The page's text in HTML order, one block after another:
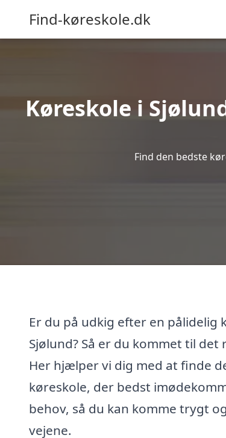
Find-køreskole.dk
Køreskole i
Find den bedste
Er du på udkig efter en pålidelig
Sjølund? Så er du kommet til det
Her hjælper vi dig med at finde
køreskole, der bedst
behov, så du kan komme trygt
vejene.